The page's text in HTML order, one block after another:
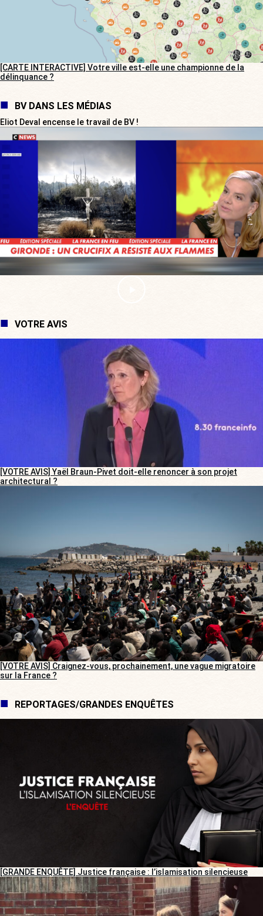
[CARTE INTERACTIVE] Votre ville est-elle une championne de la
délinquance ?
BV DANS LES MÉDIAS
Eliot Deval encense le travail de BV !
VOTRE AVIS
[VOTRE AVIS] Yaël Braun-Pivet doit-elle renoncer à son projet
architectural ?
[VOTRE AVIS] Craignez-vous, prochainement, une vague migratoire
sur la France ?
REPORTAGES/GRANDES ENQUÊTES
[GRANDE ENQUÊTE] Justice française : l’islamisation silencieuse